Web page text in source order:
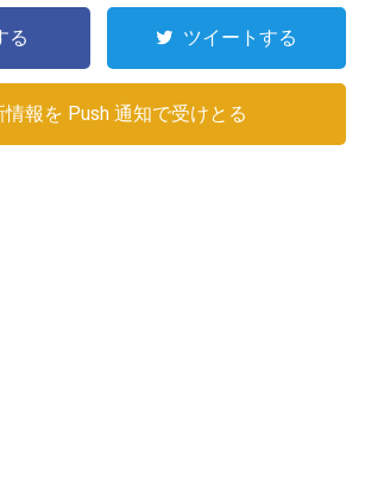
る ツイートする
情報を Push 通知で受けとる